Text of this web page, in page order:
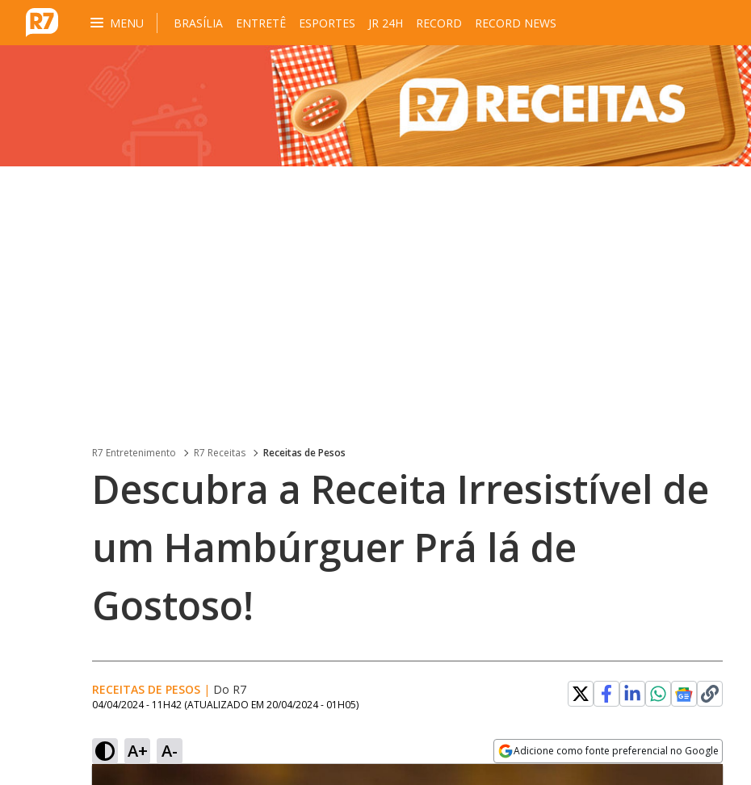
MENU BRASÍLIA ENTRETÊ ESPORTES JR 24H RECORD RECORD NEWS
R7 Entretenimento R7 Receitas Receitas de Pesos
Descubra a Receita Irresistível de
um Hambúrguer Prá lá de
Gostoso!
RECEITAS DE PESOS | Do R7
04/04/2024 - 11H42 (ATUALIZADO EM 20/04/2024 - 01H05)
A+ A- Adicione como fonte preferencial no Google